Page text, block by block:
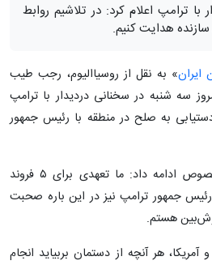
با ترامپ اعلام کرد: در تلاشیم روابط
سازنده هدایت کنیم.
ایران» به نقل از روسیاالیوم، رجب طیب
سه شنبه در سخنانی دردیدار با ترامپ
به صلح در منطقه با رئیس‌ جمهور
رئیس جمهور ترکیه در این خصوص ادامه داد: ما تعهدی برای ۵ فروند
رئیس جمهور ترامپ نیز در این باره صحبت
هستم.
آمریکا، هر آنچه از دستمان بربیاید انجام